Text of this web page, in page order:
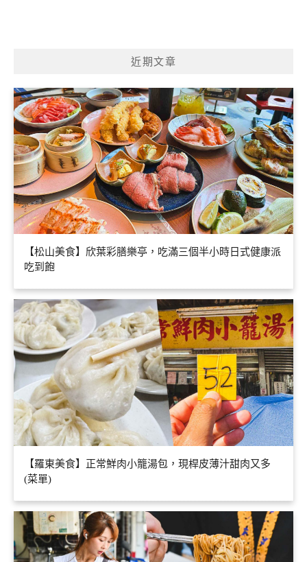
近期文章
【松山美食】欣葉彩膳樂亭，吃滿三個半小時日式健康派
吃到飽
【羅東美食】正常鮮肉小籠湯包，現桿皮薄汁甜肉又多
(菜單)